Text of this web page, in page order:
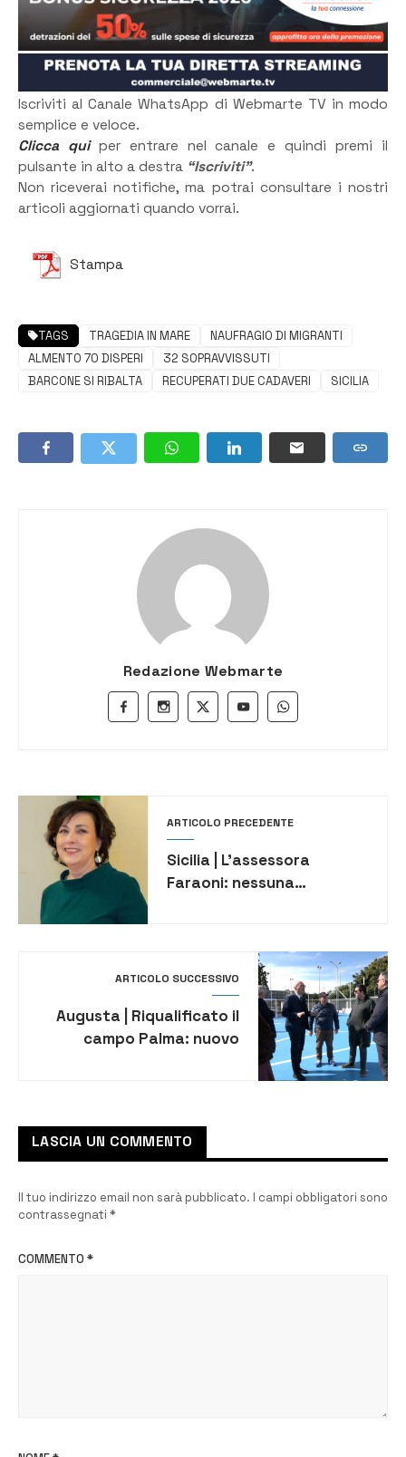
Iscriviti al Canale WhatsApp di Webmarte TV in modo
semplice e veloce.
Clicca quiper entrare nel canale e quindi premi il
pulsante in alto a destra “Iscriviti”.
Non riceverai notifiche, ma potrai consultare i nostri
articoli aggiornati quando vorrai.
Stampa
TAGS TRAGEDIA IN MARE
NAUFRAGIO DI MIGRANTI
ALMENTO 70 DISPERI
32 SOPRAVVISSUTI
BARCONE SI RIBALTA
RECUPERATI DUE CADAVERI SICILIA
Redazione Webmarte
ARTICOLO PRECEDENTE
Sicilia | L’assessora
Faraoni: nessuna
confronto con il ministero
ARTICOLO SUCCESSIVO
Augusta | Riqualificato il
campo Palma: nuovo
LASCIA UN COMMENTO
Il tuo indirizzo email non sarà pubblicato. I campi obbligatori sono
contrassegnati *
COMMENTO *